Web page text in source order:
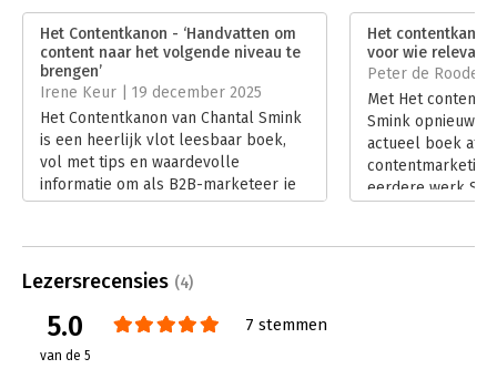
Verschijningsdatum:
Hoofdrubriek: Marketing
Het Contentkanon - ‘Handvatten om
content naar het volgende niveau te
brengen’
Irene Keur | 19 december 2025
Het Contentkanon van Chantal Smink
is een heerlijk vlot leesbaar boek,
vol met tips en waardevolle
informatie om als B2B-marketeer je
klaar te maken voor de toekomst van
diepgang en praktische handvatten
om jouw content naar het volgende
Lees verder
Het
voor wie relevant
Peter de Roode |
Met Het
Smink opnieuw
actueel boek af
contentmarketing
eerdere werk
Lezersrecensies (4)
5.0
van de 5
7 stemmen